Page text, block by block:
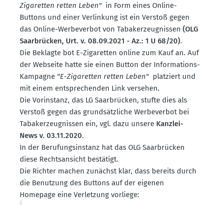
Zigaretten retten Leben" in Form eines Online-
Buttons und einer Verlinkung ist ein Verstoß gegen
das Online-Werbe­verbot von Tabak­erzeug­nissen (OLG
Saarbrücken, Urt. v. 08.09.2021 - Az.: 1 U 68/20).
Die Beklagte bot E-Zigaretten online zum Kauf an. Auf
der Webseite hatte sie einen Button der Infor­ma­tions-
Kampagne "E-Zigaretten retten Leben" platziert und
mit einem entspre­chenden Link versehen.
Die Vorin­stanz, das LG Saarbrücken, stufte dies als
Verstoß gegen das grund­sätz­liche Werbe­verbot bei
Tabak­erzeug­nissen ein, vgl. dazu unsere Kanzlei-
News v. 03.11.2020.
In der Berufungs­in­stanz hat das OLG Saarbrücken
diese Rechts­an­sicht bestätigt.
Die Richter machen zunächst klar, dass bereits durch
die Benutzung des Buttons auf der eigenen
Homepage eine Verletzung vorliege: